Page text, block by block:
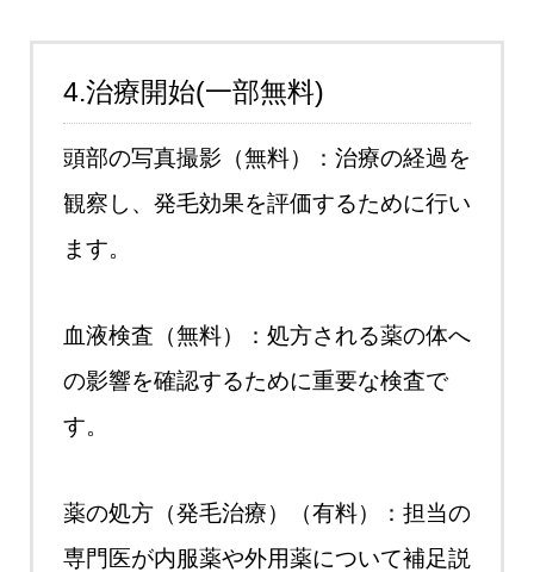
4.治療開始(一部無料)
頭部の写真撮影（無料）：治療の経過を
観察し、発毛効果を評価するために行い
ます。
血液検査（無料）：処方される薬の体へ
の影響を確認するために重要な検査で
す。
薬の処方（発毛治療）（有料）：担当の
専門医が内服薬や外用薬について補足説